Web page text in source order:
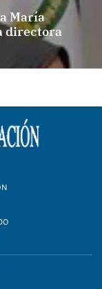
María
directora